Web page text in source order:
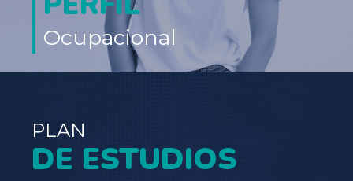
Ocupacional
PLAN
DE ESTUDIOS